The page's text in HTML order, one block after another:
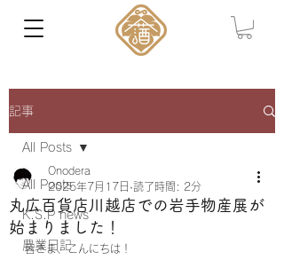
記事
All Posts
K.S.P news
農業日記
All Posts
丸広百貨店川越店での岩手物産展が
始まりました！
Onodera
2025年7月17日 読了時間: 2分
皆さま、こんにちは！